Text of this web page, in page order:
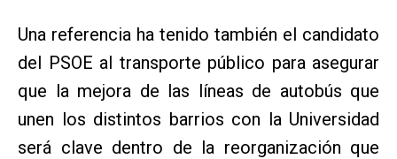
Una referencia ha tenido también el candidato
del PSOE al transporte público para asegurar
que la mejora de las líneas de autobús que
unen los distintos barrios con la Universidad
será clave dentro de la reorganización que